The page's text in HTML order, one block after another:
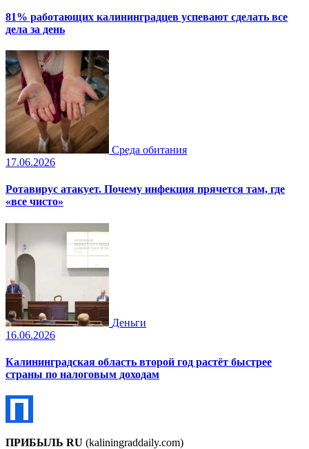
81% работающих калининградцев успевают сделать все
дела за день
Среда обитания
17.06.2026
Ротавирус атакует. Почему инфекция прячется там, где
«все чисто»
Деньги
16.06.2026
Калининградская область второй год растёт быстрее
страны по налоговым доходам
ПРИБЫЛЬ RU (kaliningraddaily.com)